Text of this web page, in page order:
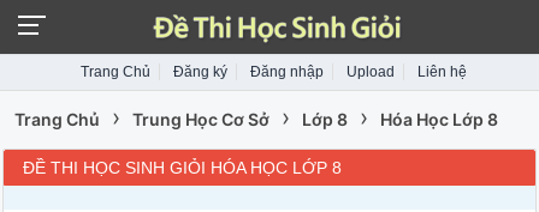
Trang Chủ Đăng ký Đăng nhập Upload Liên hệ
Trang Chủ › Trung Học Cơ Sở › Lớp 8 › Hóa Học Lớp 8
ĐỀ THI HỌC SINH GIỎI HÓA HỌC LỚP 8